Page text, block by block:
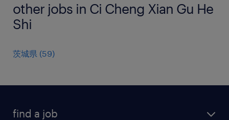
other jobs in Ci Cheng Xian Gu He
Shi
茨城県 (59)
find a job